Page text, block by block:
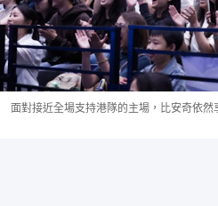
面對接近全場支持港隊的主場，比安奇依然